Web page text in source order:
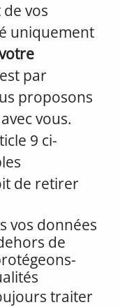
vos
uniquement
par
proposons
vous.
9 ci-
de retirer
vos données
de
traiter